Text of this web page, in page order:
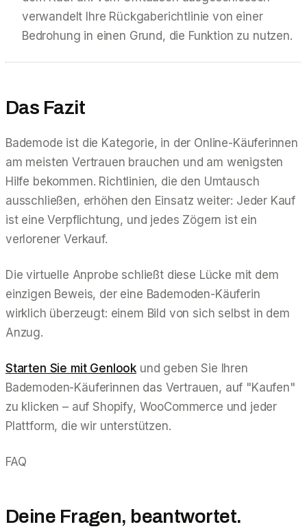
verwandelt Ihre Rückgaberichtlinie von einer
Bedrohung in einen Grund, die Funktion zu nutzen.
Das Fazit
Bademode ist die Kategorie, in der Online-Käuferinnen
am meisten Vertrauen brauchen und am wenigsten
Hilfe bekommen. Richtlinien, die den Umtausch
ausschließen, erhöhen den Einsatz weiter: Jeder Kauf
ist eine Verpflichtung, und jedes Zögern ist ein
verlorener Verkauf.
Die virtuelle Anprobe schließt diese Lücke mit dem
einzigen Beweis, der eine Bademoden-Käuferin
wirklich überzeugt: einem Bild von sich selbst in dem
Anzug.
Starten Sie mit Genlook und geben Sie Ihren
Bademoden-Käuferinnen das Vertrauen, auf "Kaufen"
zu klicken – auf Shopify, WooCommerce und jeder
Plattform, die wir unterstützen.
FAQ
Deine Fragen, beantwortet.